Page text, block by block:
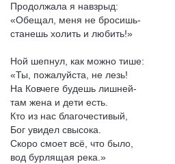
Продолжала я навзрыд:
«Обещал, меня не бросишь-
станешь холить и любить!»
Ной шепнул, как можно тише:
«Ты, пожалуйста, не лезь!
На Ковчеге будешь лишней-
там жена и дети есть.
Кто из нас благочестивый,
Бог увидел свысока.
Скоро смоет всё, что было,
вод бурлящая река.»